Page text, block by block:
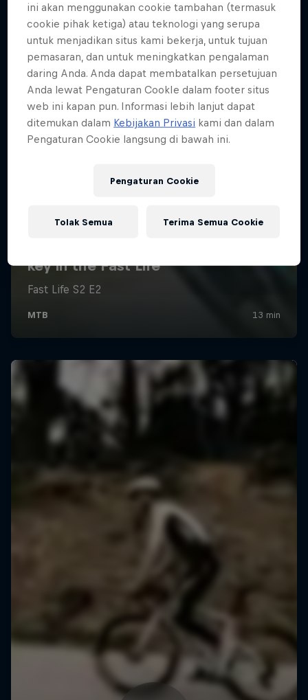
ini akan menggunakan cookie tambahan (termasuk
cookie pihak ketiga) atau teknologi yang serupa
untuk menjadikan situs kami bekerja, untuk tujuan
pemasaran, dan untuk meningkatkan pengalaman
daring Anda. Anda dapat membatalkan persetujuan
Anda lewat Pengaturan CookIe dalam footer situs
web ini kapan pun. Informasi lebih lanjut dapat
ditemukan dalam Kebijakan Privasi kami dan dalam
Pengaturan Cookie langsung di bawah ini.
Pengaturan Cookie
Tolak Semua Terima Semua Cookie